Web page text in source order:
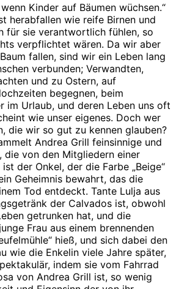
Kinder auf Bäumen wüchsen.“
herabfallen wie reife Birnen und
für sie verantwortlich fühlen, so
verpflichtet wären. Da wir aber
fallen, sind wir ein Leben lang
verbunden; Verwandten,
und zu Ostern, auf
begegnen, beim
im Urlaub, und deren Leben uns oft
wie unser eigenes. Doch wer
die wir so gut zu kennen glauben?
Andrea Grill feinsinnige und
die von den Mitgliedern einer
der Onkel, der die Farbe „Beige“
Geheimnis bewahrt, das die
Tod entdeckt. Tante Lulja aus
der Calvados ist, obwohl
getrunken hat, und die
Frau aus einem brennenden
hieß, und sich dabei den
wie die Enkelin viele Jahre später,
indem sie vom Fahrrad
von Andrea Grill ist, so wenig